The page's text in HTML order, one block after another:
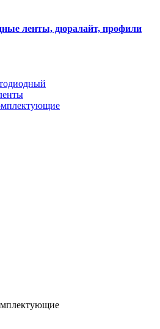
ленты, дюралайт, профили